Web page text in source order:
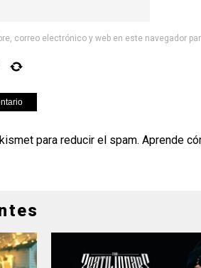
correo electrónico y web en este navegador
para reducir el spam. Aprende